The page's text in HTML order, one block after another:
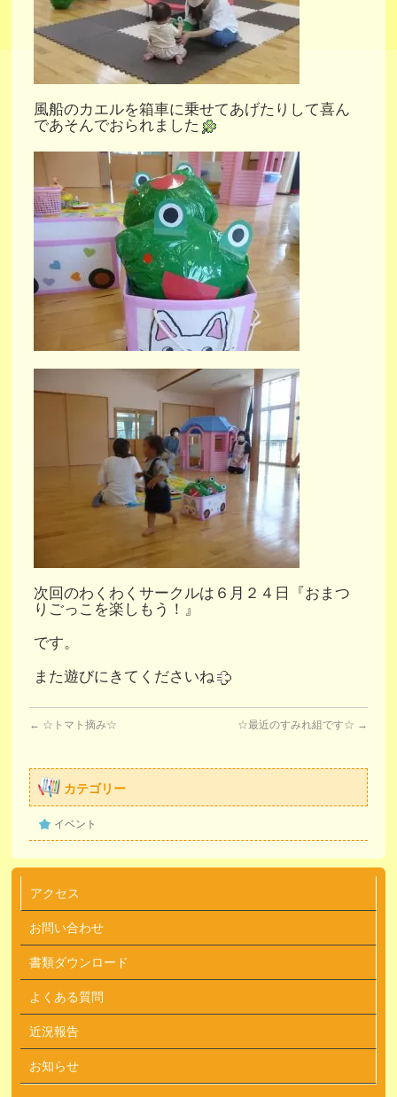
風船のカエルを箱車に乗せてあげたりして喜ん
であそんでおられました
次回のわくわくサークルは６月２４日『おまつ
りごっこを楽しもう！』
です。
また遊びにきてくださいね
← ☆トマト摘み☆ ☆最近のすみれ組です☆ →
カテゴリー
イベント
アクセス
お問い合わせ
書類ダウンロード
よくある質問
近況報告
お知らせ